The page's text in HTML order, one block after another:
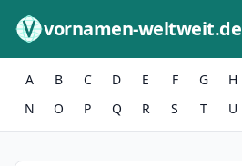
vornamen-weltweit.de
A B C D E F G H
N
O P Q R S T U